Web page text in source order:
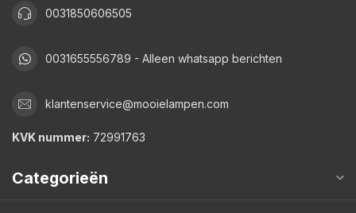
0031850606505
0031655556789 - Alleen whatsapp berichten
klantenservice@mooielampen.com
KVK nummer: 72991763
Categorieën